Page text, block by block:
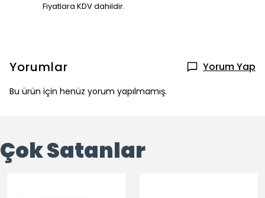
Fiyatlara KDV dahildir.
Yorumlar Yorum Yap
Bu ürün için henüz yorum yapılmamış.
Çok Satanlar